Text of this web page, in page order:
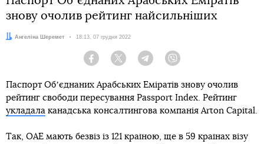
знову очолив рейтинг найсильніших
Автор:
Ангеліна Шеремет Дата:
18:13, 07 грудня 2022
Facebook Twitter Telegram
Паспорт Обʼєднаних Арабських Еміратів знову очолив
рейтинг свободи пересування Passport Index. Рейтинг
укладала канадська консалтингова компанія Arton Capital.
Так, ОАЕ мають безвіз із 121 країною, ще в 59 країнах візу